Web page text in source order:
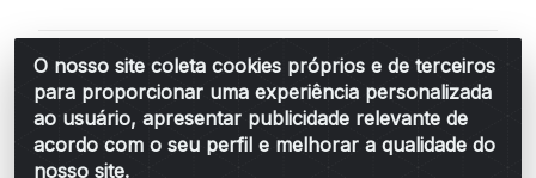
O nosso site coleta cookies próprios e de terceiros
para proporcionar uma experiência personalizada
ao usuário, apresentar publicidade relevante de
acordo com o seu perfil e melhorar a qualidade do
nosso site.
Belchior Cortinas e Acessórios LTDA - R: Rua
Vereador Sérgio Leopoldino Alves, 876 - Santa
Bárbara d'Oeste/SP - CEP 13.456-166 - CNPJ
06.314.073/0001-34